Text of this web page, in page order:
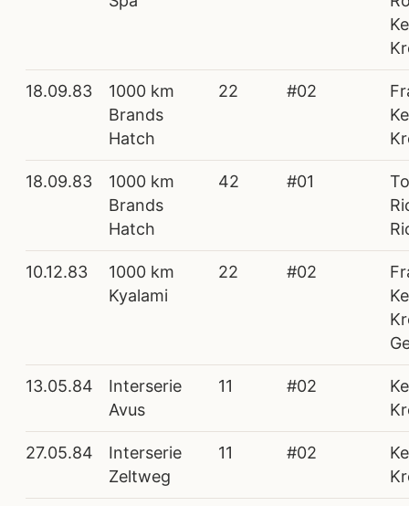
18.09.83
1000 km
Brands
Hatch
22 #02
18.09.83
1000 km
Brands
Hatch
42 #01
10.12.83
1000 km
Kyalami
22 #02
13.05.84
Interserie
Avus
11 #02
27.05.84
Interserie
Zeltweg
11 #02